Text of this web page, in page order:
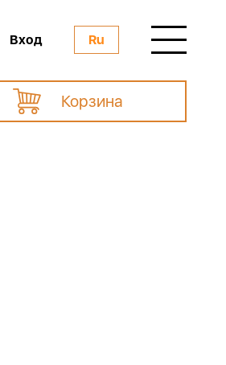
Вход Ru
Корзина